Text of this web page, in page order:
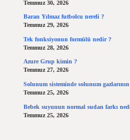
Temmuz 30, 2026
Baran Yılmaz futbolcu nereli ?
Temmuz 29, 2026
Tek fonksiyonun formülü nedir ?
Temmuz 28, 2026
Azure Grup kimin ?
Temmuz 27, 2026
Solunum sisteminde solunum
Temmuz 25, 2026
Bebek suyunun normal sudan farkı
Temmuz 25, 2026